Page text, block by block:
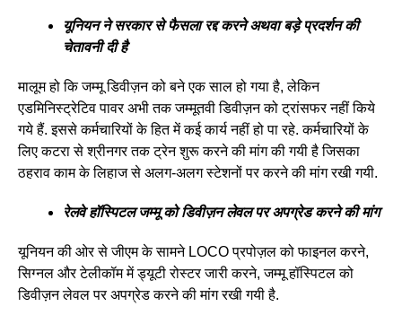
यूनियन ने सरकार से फैसला रद्द करने अथवा बड़े प्रदर्शन की
चेतावनी दी है
मालूम हो कि जम्मू डिवीज़न को बने एक साल हो गया है, लेकिन
एडमिनिस्ट्रेटिव पावर अभी तक जम्मूतवी डिवीज़न को ट्रांसफर नहीं किये
गये हैं. इससे कर्मचारियों के हित में कई कार्य नहीं हो पा रहे. कर्मचारियों के
लिए कटरा से श्रीनगर तक ट्रेन शुरू करने की मांग की गयी है जिसका
ठहराव काम के लिहाज से अलग-अलग स्टेशनों पर करने की मांग रखी गयी.
रेलवे हॉस्पिटल जम्मू को डिवीज़न लेवल पर अपग्रेड करने की मांग
यूनियन की ओर से जीएम के सामने LOCO प्रपोज़ल को फाइनल करने,
सिग्नल और टेलीकॉम में ड्यूटी रोस्टर जारी करने, जम्मू हॉस्पिटल को
डिवीज़न लेवल पर अपग्रेड करने की मांग रखी गयी है.